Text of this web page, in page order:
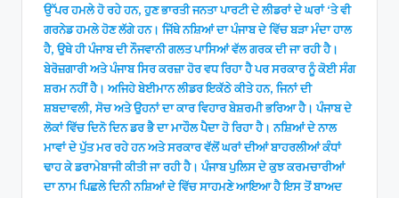
ਉੱਪਰ ਹਮਲੇ ਹੋ ਰਹੇ ਹਨ, ਹੁਣ ਭਾਰਤੀ ਜਨਤਾ ਪਾਰਟੀ ਦੇ ਲੀਡਰਾਂ ਦੇ ਘਰਾਂ ‘ਤੇ ਵੀ
ਗਰਨੇਡ ਹਮਲੇ ਹੋਣ ਲੱਗੇ ਹਨ। ਜਿੱਥੇ ਨਸ਼ਿਆਂ ਦਾ ਪੰਜਾਬ ਦੇ ਵਿੱਚ ਬੜਾ ਮੰਦਾ ਹਾਲ
ਹੈ, ਉਥੇ ਹੀ ਪੰਜਾਬ ਦੀ ਨੌਜਵਾਨੀ ਗਲਤ ਪਾਸਿਆਂ ਵੱਲ ਗਰਕ ਦੀ ਜਾ ਰਹੀ ਹੈ।
ਬੇਰੋਜ਼ਗਾਰੀ ਅਤੇ ਪੰਜਾਬ ਸਿਰ ਕਰਜ਼ਾ ਹੋਰ ਵਧ ਰਿਹਾ ਹੈ ਪਰ ਸਰਕਾਰ ਨੂੰ ਕੋਈ ਸੰਗ
ਸ਼ਰਮ ਨਹੀਂ ਹੈ। ਅਜਿਹੇ ਬੇਈਮਾਨ ਲੀਡਰ ਇਕੱਠੇ ਕੀਤੇ ਹਨ, ਜਿਨਾਂ ਦੀ
ਸ਼ਬਦਾਵਲੀ, ਸੋਚ ਅਤੇ ਉਹਨਾਂ ਦਾ ਕਾਰ ਵਿਹਾਰ ਬੇਸ਼ਰਮੀ ਭਰਿਆ ਹੈ। ਪੰਜਾਬ ਦੇ
ਲੋਕਾਂ ਵਿੱਚ ਦਿਨੋ ਦਿਨ ਡਰ ਭੈ ਦਾ ਮਾਹੌਲ ਪੈਦਾ ਹੋ ਰਿਹਾ ਹੈ। ਨਸ਼ਿਆਂ ਦੇ ਨਾਲ
ਮਾਵਾਂ ਦੇ ਪੁੱਤ ਮਰ ਰਹੇ ਹਨ ਅਤੇ ਸਰਕਾਰ ਵੱਲੋਂ ਘਰਾਂ ਦੀਆਂ ਬਾਹਰਲੀਆਂ ਕੰਧਾਂ
ਢਾਹ ਕੇ ਡਰਾਮੇਬਾਜੀ ਕੀਤੀ ਜਾ ਰਹੀ ਹੈ। ਪੰਜਾਬ ਪੁਲਿਸ ਦੇ ਕੁਝ ਕਰਮਚਾਰੀਆਂ
ਦਾ ਨਾਮ ਪਿਛਲੇ ਦਿਨੀ ਨਸ਼ਿਆਂ ਦੇ ਵਿੱਚ ਸਾਹਮਣੇ ਆਇਆ ਹੈ ਇਸ ਤੋਂ ਬਾਅਦ